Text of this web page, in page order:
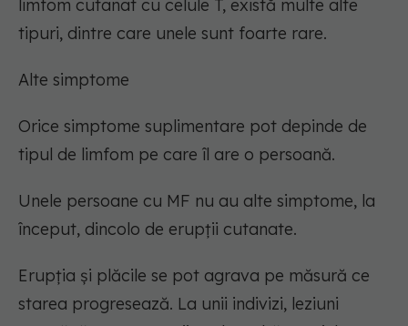
limfom cutanat cu celule T, există multe alte
tipuri, dintre care unele sunt foarte rare.
Alte simptome
Orice simptome suplimentare pot depinde de
tipul de limfom pe care îl are o persoană.
Unele persoane cu MF nu au alte simptome, la
început, dincolo de erupții cutanate.
Erupția și plăcile se pot agrava pe măsură ce
starea progresează. La unii indivizi, leziuni